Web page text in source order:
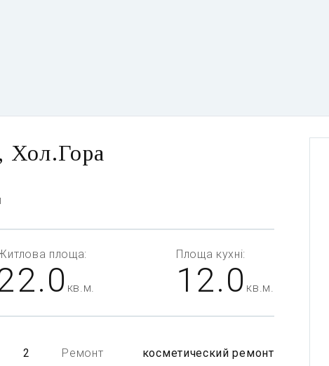
Хол.Гора
площа:
кв.м.
Площа кухні:
12.0 кв.м.
2 Ремонт косметический ремонт